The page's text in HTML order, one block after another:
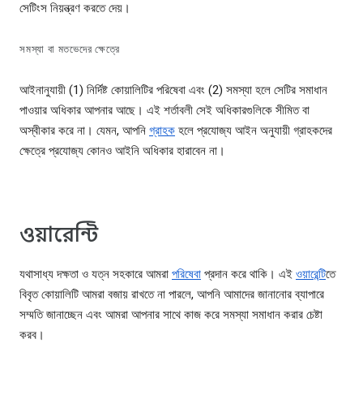
সেটিংস নিয়ন্ত্রণ করতে দেয়।
সমস্যা বা মতভেদের ক্ষেত্রে
আইনানুযায়ী (1) নির্দিষ্ট কোয়ালিটির পরিষেবা এবং (2) সমস্যা হলে সেটির সমাধান
পাওয়ার অধিকার আপনার আছে। এই শর্তাবলী সেই অধিকারগুলিকে সীমিত বা
অস্বীকার করে না। যেমন, আপনি গ্রাহক হলে প্রযোজ্য আইন অনুযায়ী গ্রাহকদের
ক্ষেত্রে প্রযোজ্য কোনও আইনি অধিকার হারাবেন না।
ওয়ারেন্টি
যথাসাধ্য দক্ষতা ও যত্ন সহকারে আমরা পরিষেবা প্রদান করে থাকি। এই ওয়ারেন্টিতে
বিবৃত কোয়ালিটি আমরা বজায় রাখতে না পারলে, আপনি আমাদের জানানোর ব্যাপারে
সম্মতি জানাচ্ছেন এবং আমরা আপনার সাথে কাজ করে সমস্যা সমাধান করার চেষ্টা
করব।